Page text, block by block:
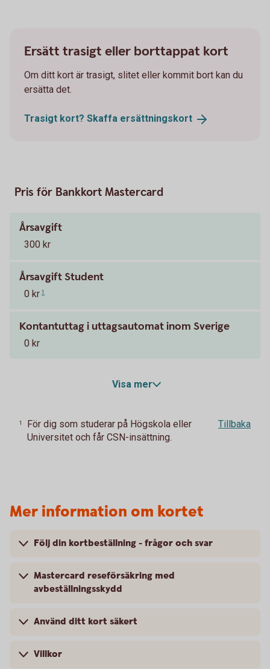
Ersätt trasigt eller borttappat kort
Om ditt kort är trasigt, slitet eller kommit bort kan du
ersätta det.
Trasigt kort? Skaffa ersättningskort
Pris för Bankkort Mastercard
Årsavgift
300 kr
Årsavgift Student
0 kr 1
Kontantuttag i uttagsautomat inom Sverige
0 kr
Visa mer
1
För dig som studerar på Högskola eller
Universitet och får CSN-insättning.
Tillbaka
Mer information om kortet
Följ din kortbeställning - frågor och svar
Mastercard reseförsäkring med
avbeställningsskydd
Använd ditt kort säkert
Villkor